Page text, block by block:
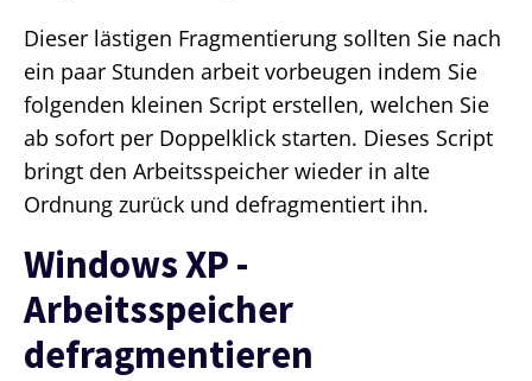
Dieser lästigen Fragmentierung sollten Sie nach
ein paar Stunden arbeit vorbeugen indem Sie
folgenden kleinen Script erstellen, welchen Sie
ab sofort per Doppelklick starten. Dieses Script
bringt den Arbeitsspeicher wieder in alte
Ordnung zurück und defragmentiert ihn.
Windows XP -
Arbeitsspeicher
defragmentieren